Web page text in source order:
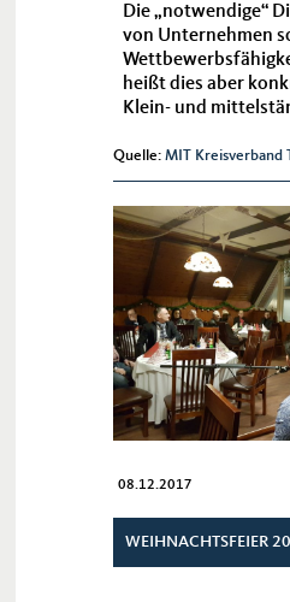
Die „notwendige“
von Unternehmen
heißt dies aber
Klein- und
Quelle: MIT Kreisverband
08.12.2017
WEIHNACHTSFEIER